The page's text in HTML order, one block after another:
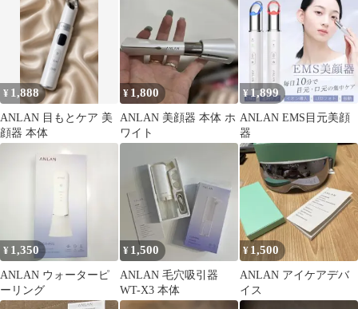
¥ 1,888
ANLAN 目もとケア 美
顔器 本体
¥ 1,800
ANLAN 美顔器 本体 ホ
ワイト
¥1,899
ANLAN EMS目元美顔
器
¥ 1,350
ANLAN ウォーターピ
ーリング
¥ 1,500
ANLAN 毛穴吸引器
WT-X3 本体
¥ 1,500
ANLAN アイケアデバ
イス